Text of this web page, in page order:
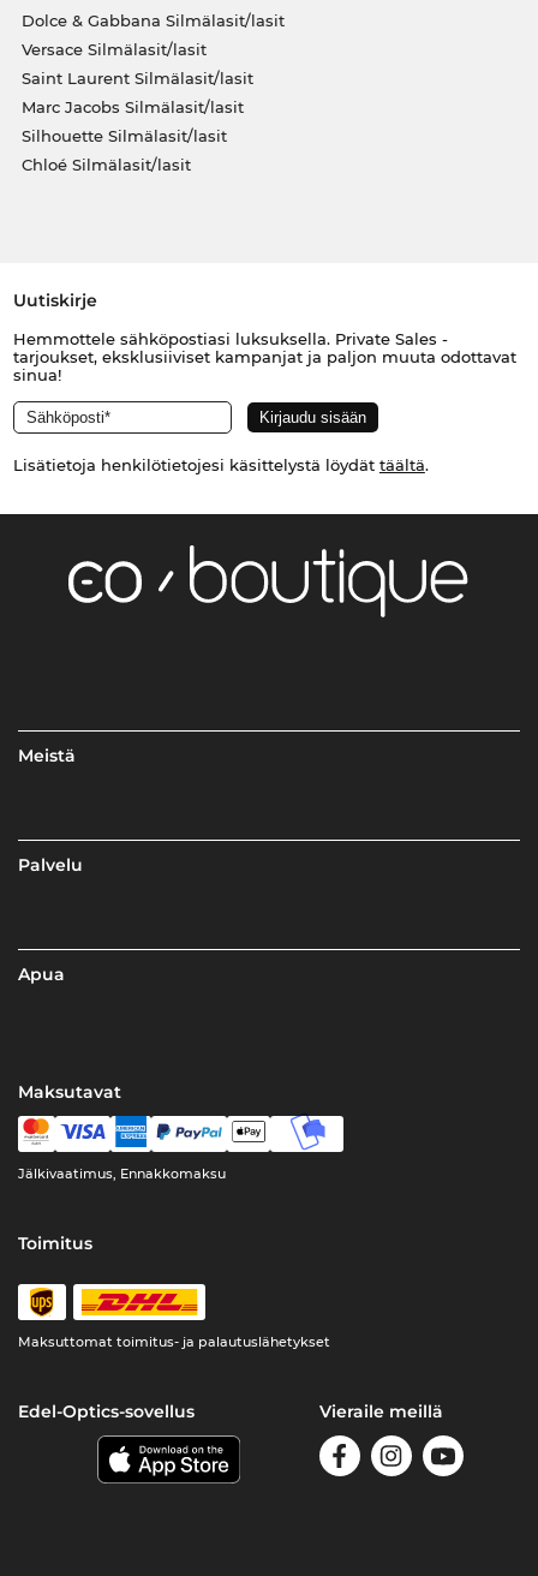
Dolce & Gabbana Silmälasit/lasit
Versace Silmälasit/lasit
Saint Laurent Silmälasit/lasit
Marc Jacobs Silmälasit/lasit
Silhouette Silmälasit/lasit
Chloé Silmälasit/lasit
Uutiskirje
Hemmottele sähköpostiasi luksuksella. Private Sales -
tarjoukset, eksklusiiviset kampanjat ja paljon muuta odottavat
sinua!
Lisätietoja henkilötietojesi käsittelystä löydät täältä.
Meistä
Palvelu
Apua
Maksutavat
Jälkivaatimus, Ennakkomaksu
Toimitus
Maksuttomat toimitus- ja palautuslähetykset
Edel-Optics-sovellus Vieraile meillä